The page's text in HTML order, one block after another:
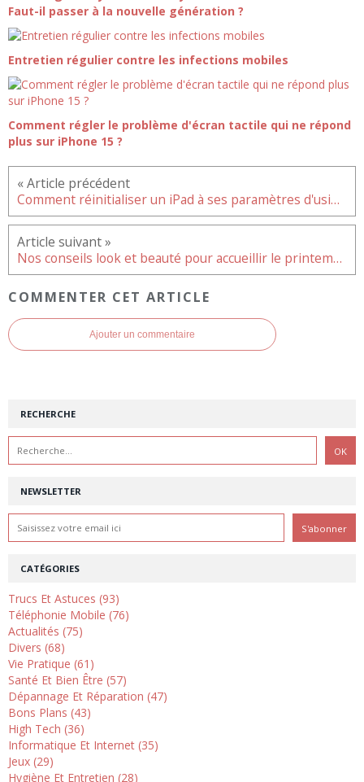
Faut-il passer à la nouvelle génération ?
Entretien régulier contre les infections mobiles
Comment régler le problème d'écran tactile qui ne répond
plus sur iPhone 15 ?
Comment réinitialiser un iPad à ses paramètres d'usine par défaut ?
Nos conseils look et beauté pour accueillir le printemps
COMMENTER CET ARTICLE
Ajouter un commentaire
NEWSLETTER
RECHERCHE
CATÉGORIES
Trucs Et Astuces (93)
Téléphonie Mobile (76)
Actualités (75)
Divers (68)
Vie Pratique (61)
Santé Et Bien Être (57)
Dépannage Et Réparation (47)
Bons Plans (43)
High Tech (36)
Informatique Et Internet (35)
Jeux (29)
Hygiène Et Entretien (28)